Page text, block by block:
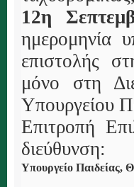
12η
ημερομηνία
επιστολής
μόνο στη
Υπουργείου
Επιτροπή
διεύθυνση:
Υπουργείο Παιδείας,